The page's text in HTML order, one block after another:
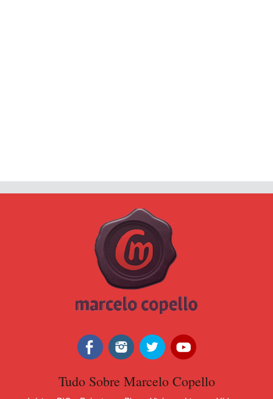
Tudo Sobre Marcelo Copello